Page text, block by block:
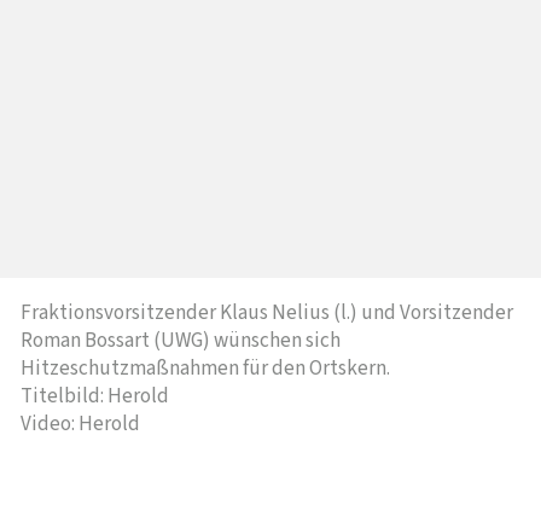
Fraktionsvorsitzender Klaus Nelius (l.) und Vorsitzender
Roman Bossart (UWG) wünschen sich
Hitzeschutzmaßnahmen für den Ortskern.
Titelbild: Herold
Video: Herold